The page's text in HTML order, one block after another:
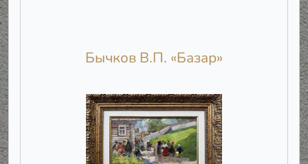
Бычков В.П. «Базар»